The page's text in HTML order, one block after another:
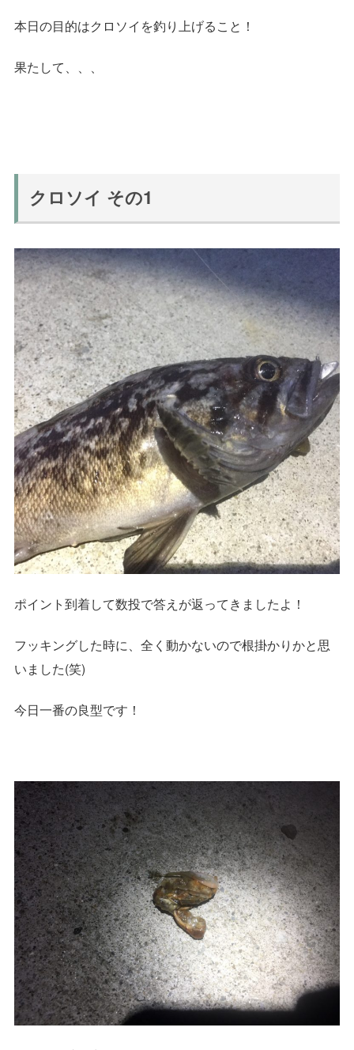
本日の目的はクロソイを釣り上げること！
果たして、、、
クロソイ その1
ポイント到着して数投で答えが返ってきましたよ！
フッキングした時に、全く動かないので根掛かりかと思
いました(笑)
今日一番の良型です！